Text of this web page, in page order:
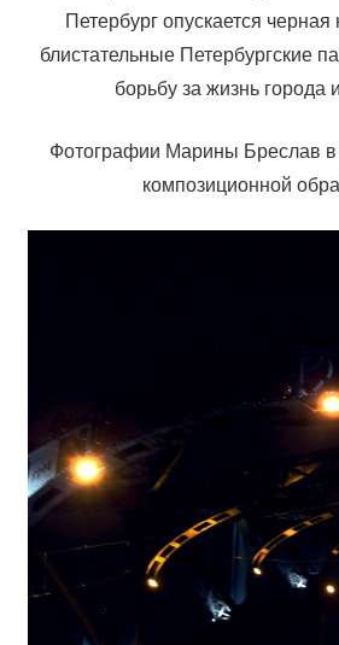
Петербург опускается
блистательные Петербургские
борьбу за жизнь города
Фотографии Марины Бреслав в
композиционной